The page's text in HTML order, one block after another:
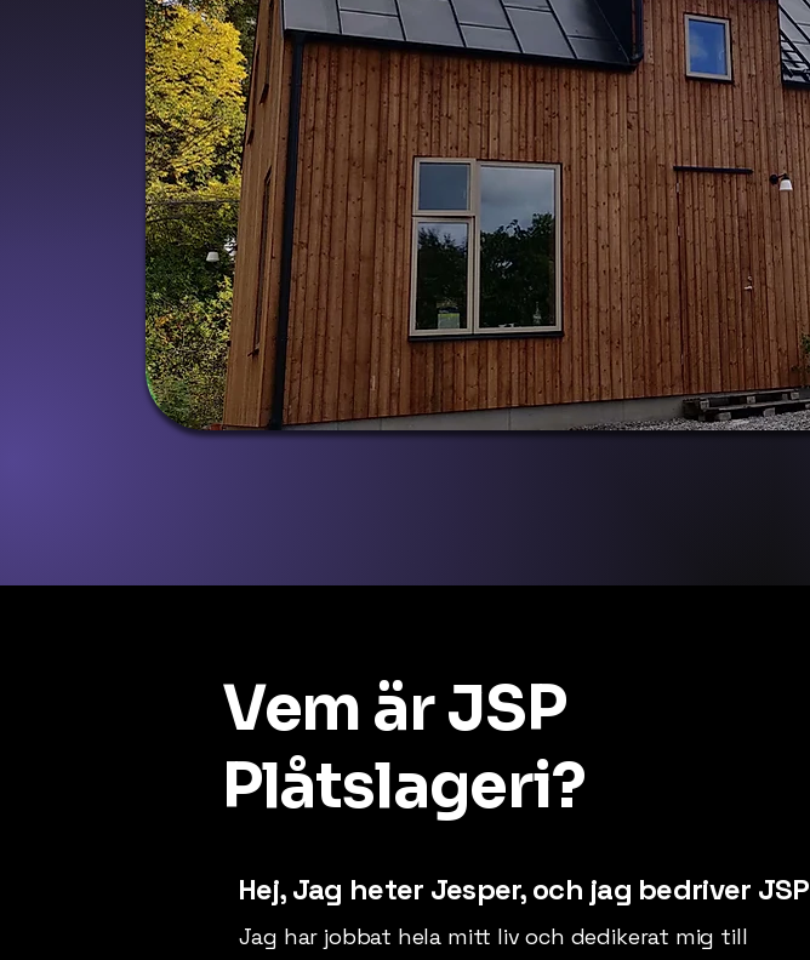
Vem är JSP
Plåtslageri?
Hej, Jag heter Jesper, och jag bedriver JSP
Jag har jobbat hela mitt liv och dedikerat mig till